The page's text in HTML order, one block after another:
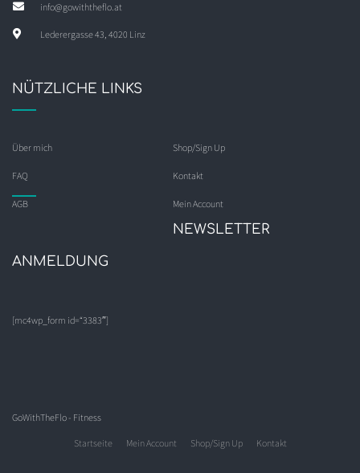
info@gowiththeflo.at
Lederergasse 43, 4020 Linz
NÜTZLICHE LINKS
Über mich Shop/Sign Up
FAQ Kontakt
AGB Mein Account
NEWSLETTER
ANMELDUNG
[mc4wp_form id=“3383″]
GoWithTheFlo - Fitness
Startseite Mein Account Shop/Sign Up Kontakt